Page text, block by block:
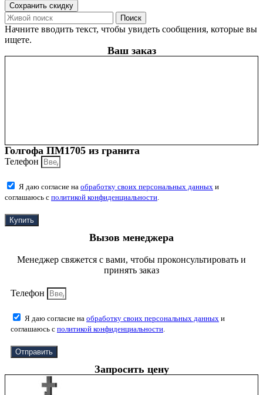
Сохранить скидку
Поиск
Начните вводить текст, чтобы увидеть сообщения, которые вы
ищете.
Ваш заказ
Голгофа ПМ1705 из гранита
Телефон
Я даю согласие на обработку своих персональных данных и
соглашаюсь с политикой конфиденциальности
Купить
Вызов менеджера
Менеджер свяжется с вами, чтобы проконсультировать и
принять заказ
Телефон
Я даю согласие на обработку своих персональных данных и
соглашаюсь с политикой конфиденциальности
Отправить
Запросить цену